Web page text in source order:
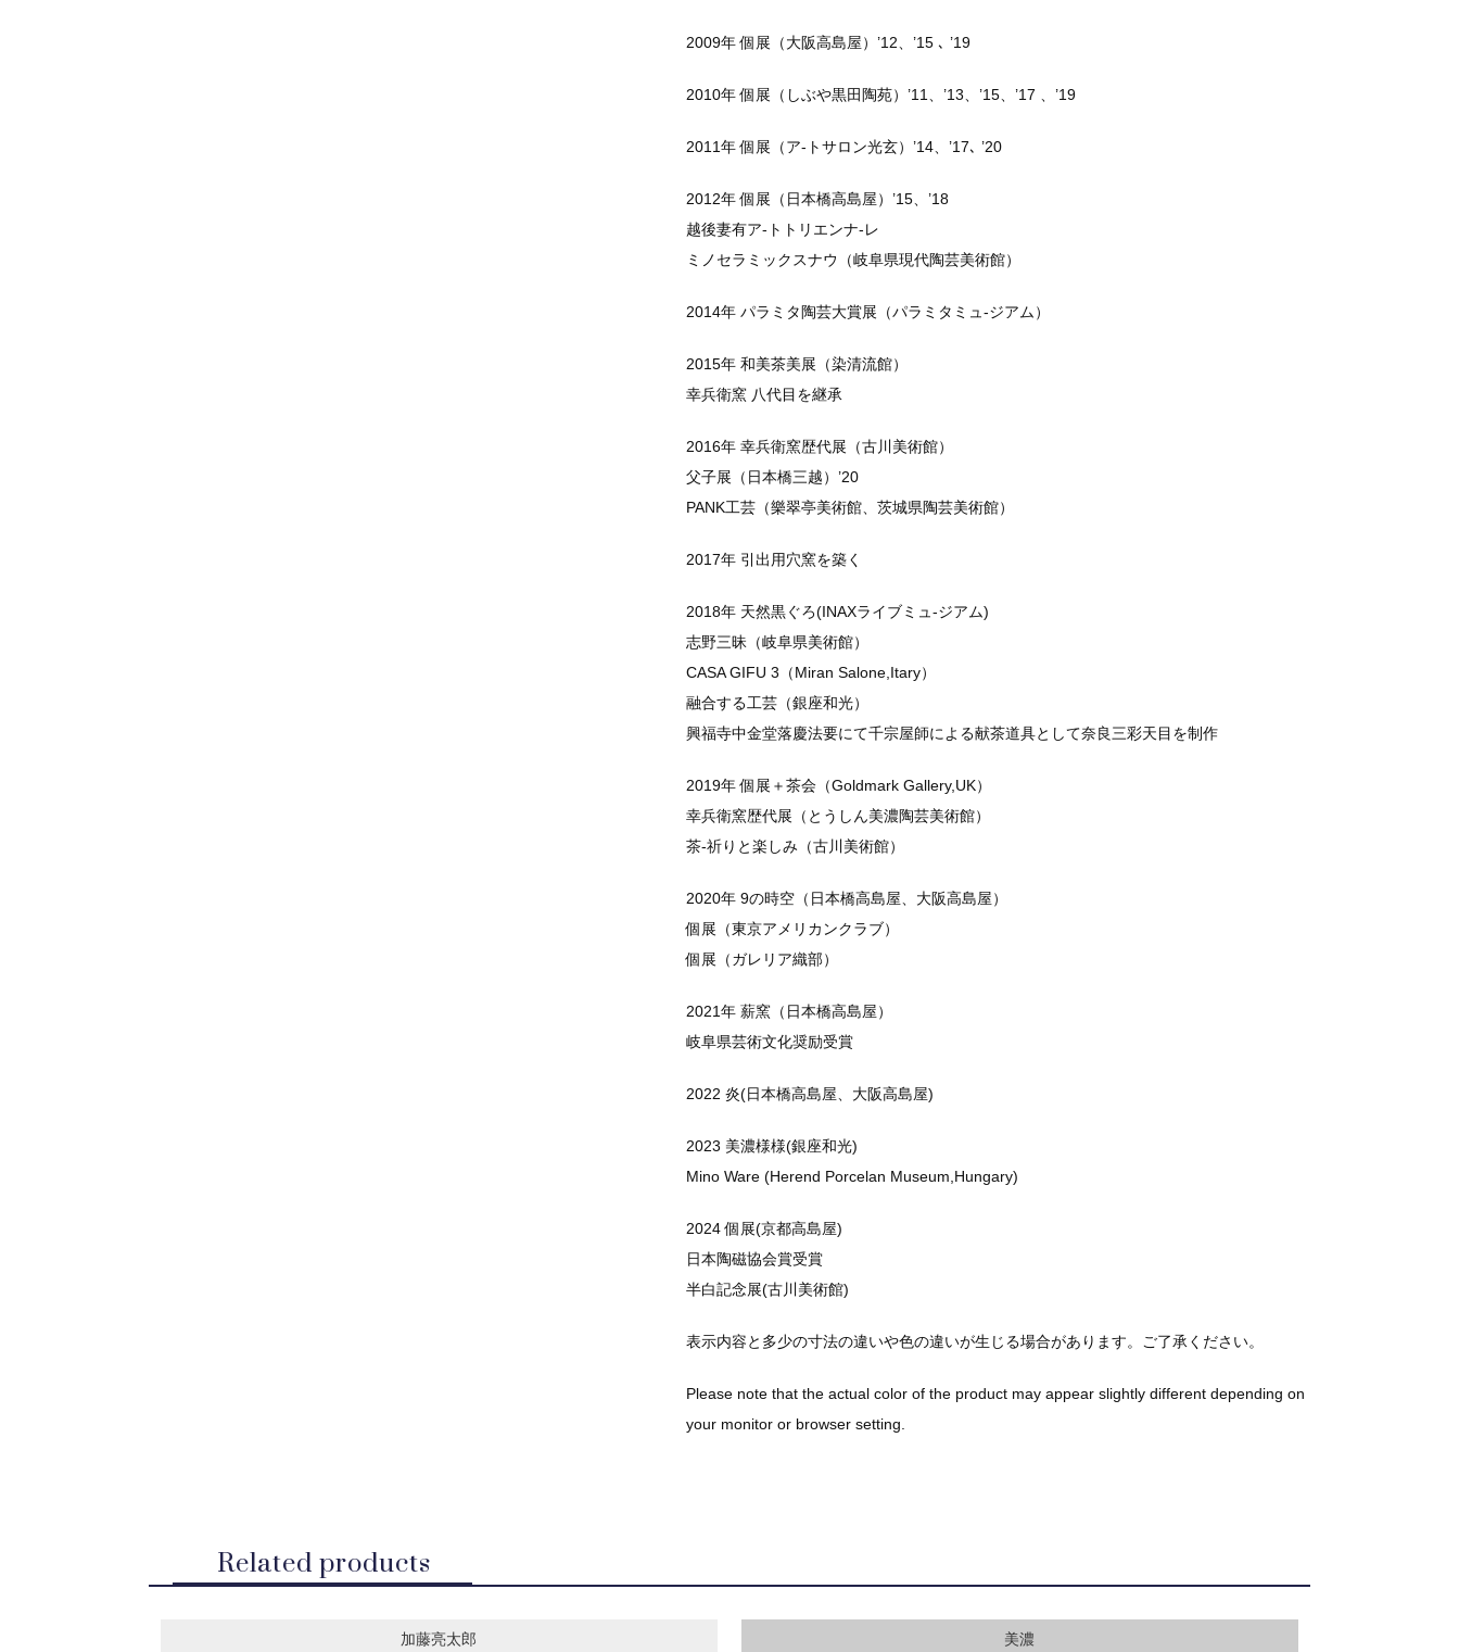
2009年 個展（大阪高島屋）’12、’15 ､ ’19
2010年 個展（しぶや黒田陶苑）’11、’13、’15、’17 、’19
2011年 個展（ア-トサロン光玄）’14、’17､ ’20
2012年 個展（日本橋高島屋）’15、’18
越後妻有ア-トトリエンナ-レ
ミノセラミックスナウ（岐阜県現代陶芸美術館）
2014年 パラミタ陶芸大賞展（パラミタミュ-ジアム）
2015年 和美茶美展（染清流館）
幸兵衛窯 八代目を継承
2016年 幸兵衛窯歴代展（古川美術館）
父子展（日本橋三越）’20
PANK工芸（樂翠亭美術館、茨城県陶芸美術館）
2017年 引出用穴窯を築く
2018年 天然黒ぐろ(INAXライブミュ-ジアム)
志野三昧（岐阜県美術館）
CASA GIFU 3（Miran Salone,Itary）
融合する工芸（銀座和光）
興福寺中金堂落慶法要にて千宗屋師による献茶道具として奈良三彩天目を制作
2019年 個展＋茶会（Goldmark Gallery,UK）
幸兵衛窯歴代展（とうしん美濃陶芸美術館）
茶-祈りと楽しみ（古川美術館）
2020年 9の時空（日本橋高島屋、大阪高島屋）
個展（東京アメリカンクラブ）
個展（ガレリア織部）
2021年 薪窯（日本橋高島屋）
岐阜県芸術文化奨励受賞
2022 炎(日本橋高島屋、大阪高島屋)
2023 美濃様様(銀座和光)
Mino Ware (Herend Porcelan Museum,Hungary)
2024 個展(京都高島屋)
日本陶磁協会賞受賞
半白記念展(古川美術館)
表示内容と多少の寸法の違いや色の違いが生じる場合があります。ご了承ください。
Please note that the actual color of the product may appear slightly different depending on
your monitor or browser setting.
Related products
加藤亮太郎 美濃